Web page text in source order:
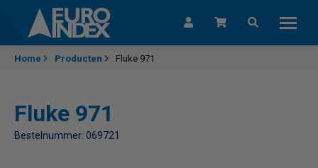
Skip to content
Home Producten Fluke 971
Fluke 971
Bestelnummer: 069721